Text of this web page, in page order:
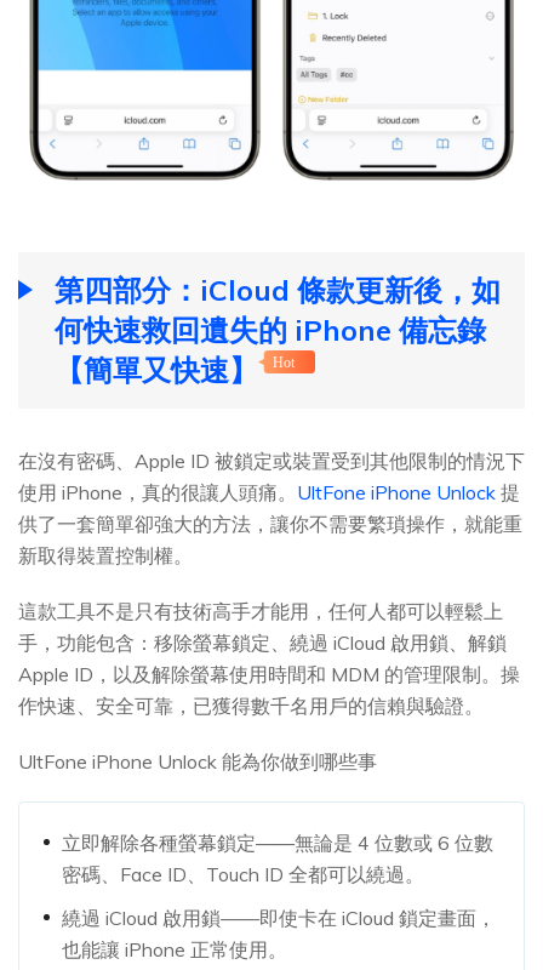
第四部分：iCloud 條款更新後，如
何快速救回遺失的 iPhone 備忘錄
【簡單又快速】
Hot
在沒有密碼、Apple ID 被鎖定或裝置受到其他限制的情況下
使用 iPhone，真的很讓人頭痛。 UltFone iPhone Unlock 提
供了一套簡單卻強大的方法，讓你不需要繁瑣操作，就能重
新取得裝置控制權。
這款工具不是只有技術高手才能用，任何人都可以輕鬆上
手，功能包含：移除螢幕鎖定、繞過 iCloud 啟用鎖、解鎖
Apple ID，以及解除螢幕使用時間和 MDM 的管理限制。操
作快速、安全可靠，已獲得數千名用戶的信賴與驗證。
UltFone iPhone Unlock 能為你做到哪些事
立即解除各種螢幕鎖定——無論是 4 位數或 6 位數
密碼、Face ID、Touch ID 全都可以繞過。
繞過 iCloud 啟用鎖——即使卡在 iCloud 鎖定畫面，
也能讓 iPhone 正常使用。